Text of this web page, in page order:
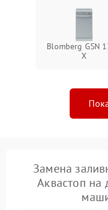
Blomberg GSN
X
Замена
Аквастоп на